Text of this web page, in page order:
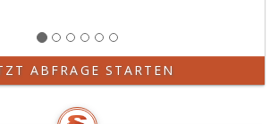
ABFRAGE STARTEN